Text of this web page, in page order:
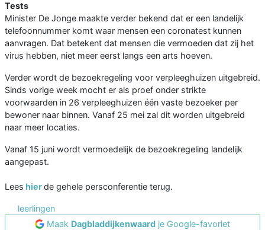
Tests
Minister De Jonge maakte verder bekend dat er een landelijk
telefoonnummer komt waar mensen een coronatest kunnen
aanvragen. Dat betekent dat mensen die vermoeden dat zij het
virus hebben, niet meer eerst langs een arts hoeven.
Verder wordt de bezoekregeling voor verpleeghuizen uitgebreid.
Sinds vorige week mocht er als proef onder strikte
voorwaarden in 26 verpleeghuizen één vaste bezoeker per
bewoner naar binnen. Vanaf 25 mei zal dit worden uitgebreid
naar meer locaties.
Vanaf 15 juni wordt vermoedelijk de bezoekregeling landelijk
aangepast.
Lees hierde gehele persconferentie terug.
leerlingen
Maak Dagbladdijkenwaard je Google-favoriet